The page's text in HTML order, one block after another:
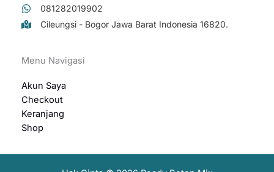
081282019902
Cileungsi - Bogor Jawa Barat Indonesia 16820.
Menu Navigasi
Akun Saya
Checkout
Keranjang
Shop
Available